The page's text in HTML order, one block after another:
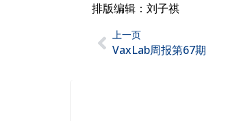
排版编辑：刘子祺
上一页
VaxLab周报第67期